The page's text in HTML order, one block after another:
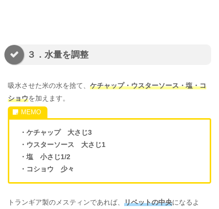
３．水量を調整
吸水させた米の水を捨て、 ケチャップ・ウスターソース・塩・コ
ショウを加えます。
・ケチャップ 大さじ3
・ウスターソース 大さじ1
・塩 小さじ1/2
・コショウ 少々
トランギア製のメスティンであれば、 リベットの中央になるよ